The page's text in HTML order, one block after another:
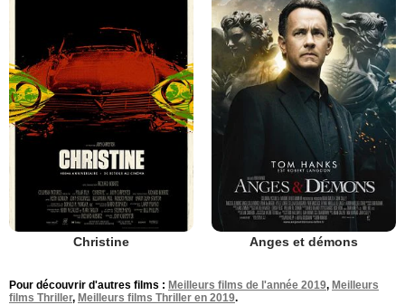
Christine Anges et démons
Pour découvrir d'autres films : Meilleurs films de l'année 2019, Meilleurs
films Thriller, Meilleurs films Thriller en 2019.